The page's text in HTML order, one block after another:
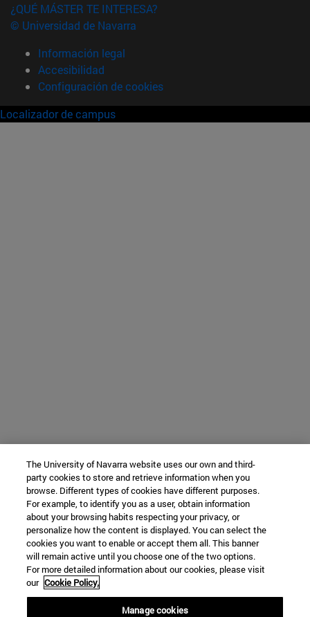
¿QUÉ MÁSTER TE INTERESA?
© Universidad de Navarra
Información legal
Accesibilidad
Configuración de cookies
Localizador de campus
The University of Navarra website uses our own and third-
party cookies to store and retrieve information when you
browse. Different types of cookies have different purposes.
For example, to identify you as a user, obtain information
about your browsing habits respecting your privacy, or
personalize how the content is displayed. You can select the
cookies you want to enable or accept them all. This banner
will remain active until you choose one of the two options.
For more detailed information about our cookies, please visit
our Cookie Policy.
Manage cookies